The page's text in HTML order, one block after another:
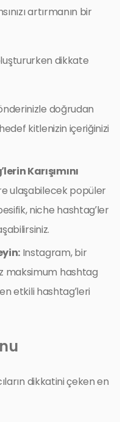
artırmanın bir
dikkate
doğrudan
kitlenizin içeriğinizi
Karışımını
ulaşabilecek popüler
niche hashtag’ler
Instagram, bir
maksimum hashtag
en etkili hashtag’leri
dikkatini çeken en